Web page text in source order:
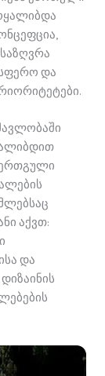
და
ერთგული
აქვთ:
და